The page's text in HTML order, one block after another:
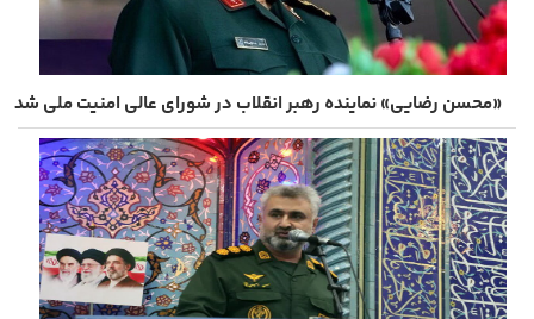
«محسن رضایی» نماینده رهبر انقلاب در شورای عالی امنیت ملی شد